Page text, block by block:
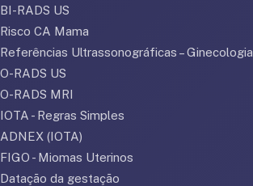
BI-RADS US
Risco CA Mama
Referências Ultrassonográficas – Ginecologia
O-RADS US
O-RADS MRI
IOTA - Regras Simples
ADNEX (IOTA)
FIGO - Miomas Uterinos
Datação da gestação